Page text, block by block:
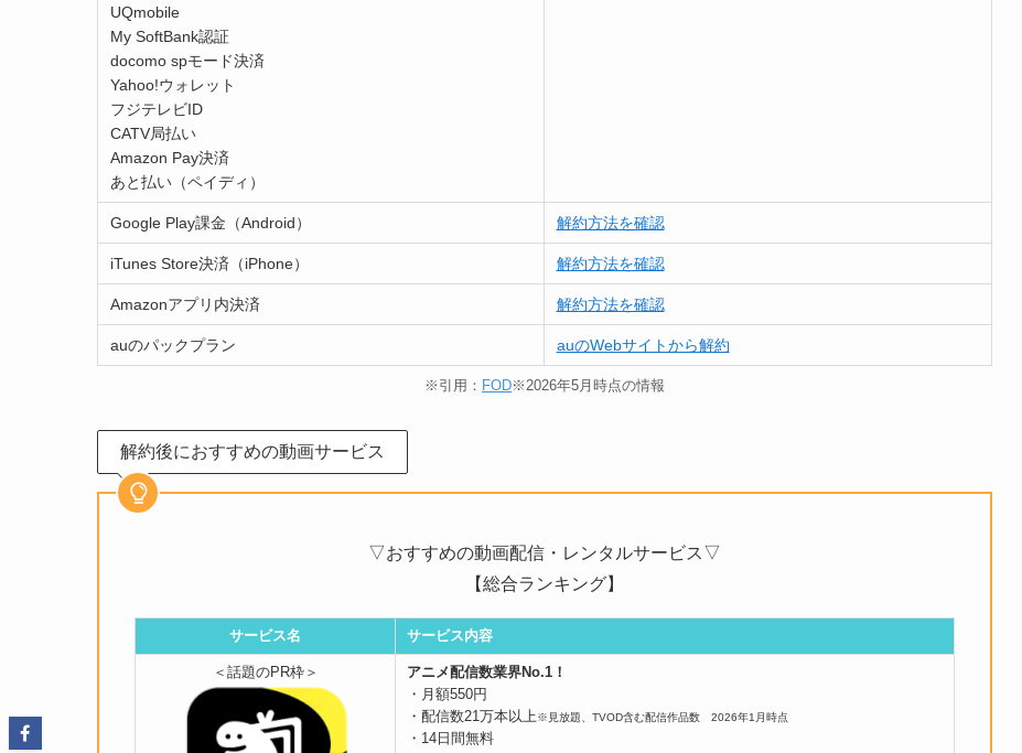
UQmobile
My SoftBank認証
docomo spモード決済
Yahoo!ウォレット
フジテレビID
CATV局払い
Amazon Pay決済
あと払い（ペイディ）
Google Play課金（Android） 解約方法を確認
iTunes Store決済（iPhone） 解約方法を確認
Amazonアプリ内決済 解約方法を確認
auのパックプラン auのWebサイトから解約
※引用： FOD※2026年5月時点の情報
解約後におすすめの動画サービス
▽おすすめの動画配信・レンタルサービス▽
【総合ランキング】
サービス名 サービス内容
＜話題のPR枠＞
アニメ配信数業界No.1！
・月額550円
・配信数21万本以上※見放題、TVOD含む配信作品数 2026年1月時点
・14日間無料